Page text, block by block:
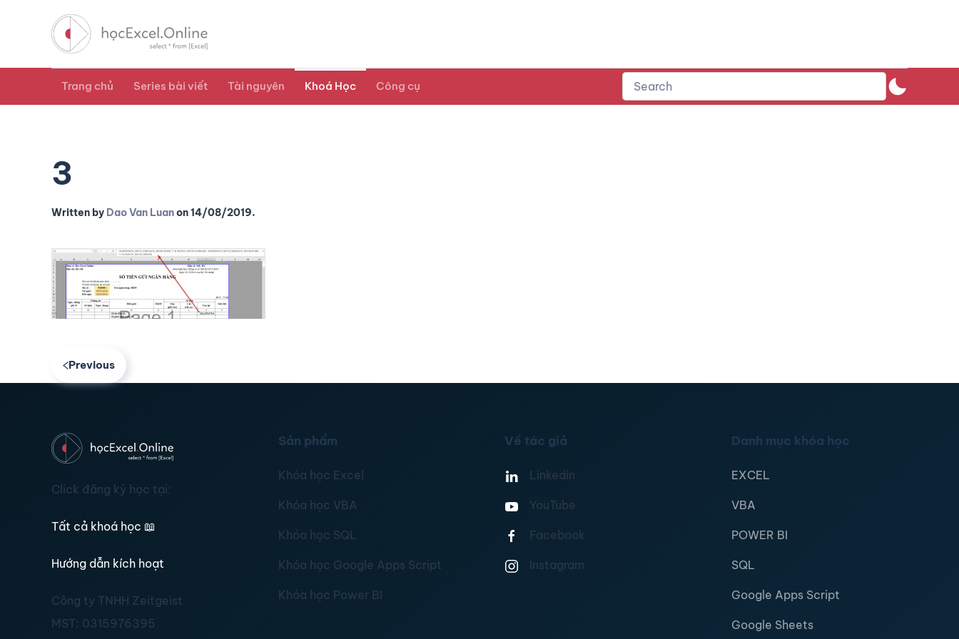
Trang chủ Series bài viết Tài nguyên Khoá Học Công cụ
3
Written by Dao Van Luanon14/08/2019.
Previous
Click đăng ký học tại:
Tất cả khoá học 📖
Hướng dẫn kích hoạt
Công ty TNHH Zeitgeist
MST: 0315976395
Sản phẩm
Khóa học Excel
Khóa học VBA
Khóa học SQL
Khóa học Google Apps Script
Khóa học Power BI
Về tác giả
Linkedin
YouTube
Facebook
Instagram
Danh mục khóa học
EXCEL
VBA
POWER BI
SQL
Google Apps Script
Google Sheets